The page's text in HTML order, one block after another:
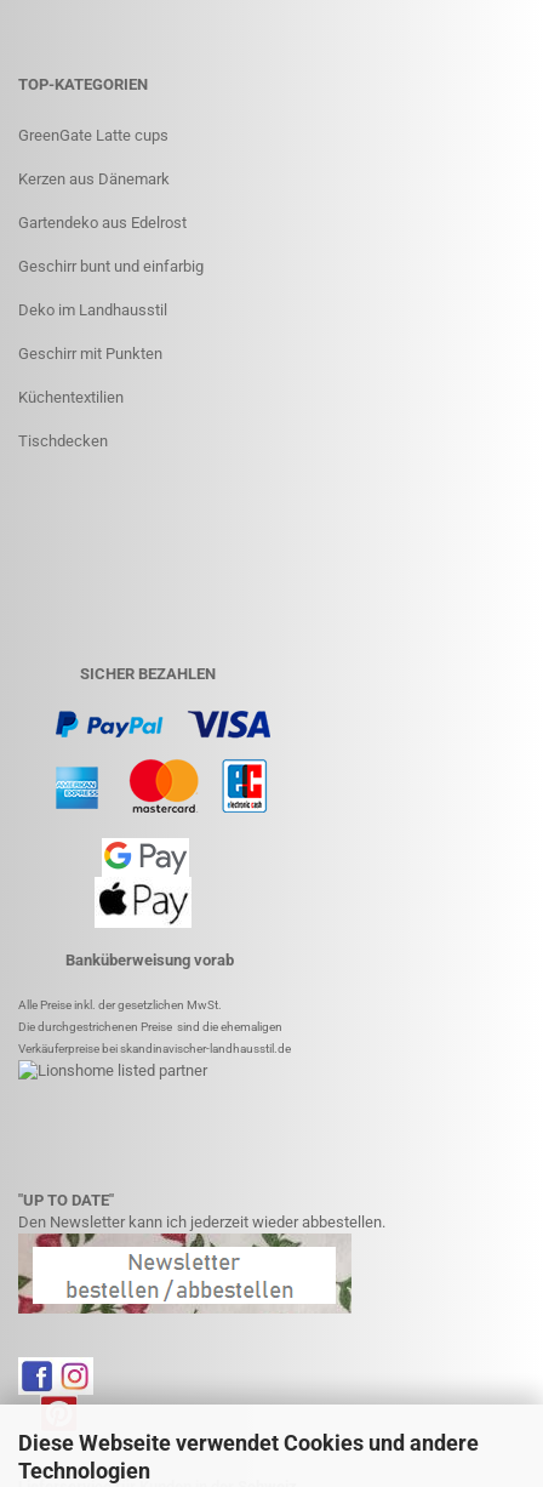
Diese Webseite verwendet Cookies und andere
Technologien
TOP-KATEGORIEN
GreenGate Latte cups
Kerzen aus Dänemark
Gartendeko aus Edelrost
Geschirr bunt und einfarbig
Deko im Landhausstil
Geschirr mit Punkten
Küchentextilien
Tischdecken
SICHER BEZAHLEN
Banküberweisung vorab
Alle Preise inkl. der gesetzlichen MwSt.
Die durchgestrichenen Preise sind die ehemaligen
Verkäuferpreise bei skandinavischer-landhausstil.de
"UP TO DATE"
Den Newsletter kann ich jederzeit wieder abbestellen.